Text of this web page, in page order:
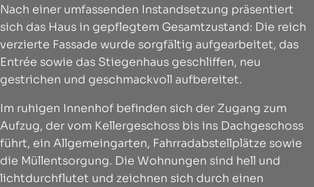
Nach einer umfassenden Instandsetzung präsentiert
sich das Haus in gepflegtem Gesamtzustand: Die reich
verzierte Fassade wurde sorgfältig aufgearbeitet, das
Entrée sowie das Stiegenhaus geschliffen, neu
gestrichen und geschmackvoll aufbereitet.
Im ruhigen Innenhof befinden sich der Zugang zum
Aufzug, der vom Kellergeschoss bis ins Dachgeschoss
führt, ein Allgemeingarten, Fahrradabstellplätze sowie
die Müllentsorgung. Die Wohnungen sind hell und
lichtdurchflutet und zeichnen sich durch einen